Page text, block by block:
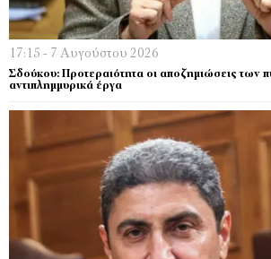
17:15 - 7 Αυγούστου 2026
Σδούκου: Προτεραιότητα οι αποζημιώσεις των
αντιπλημμυρικά έργα